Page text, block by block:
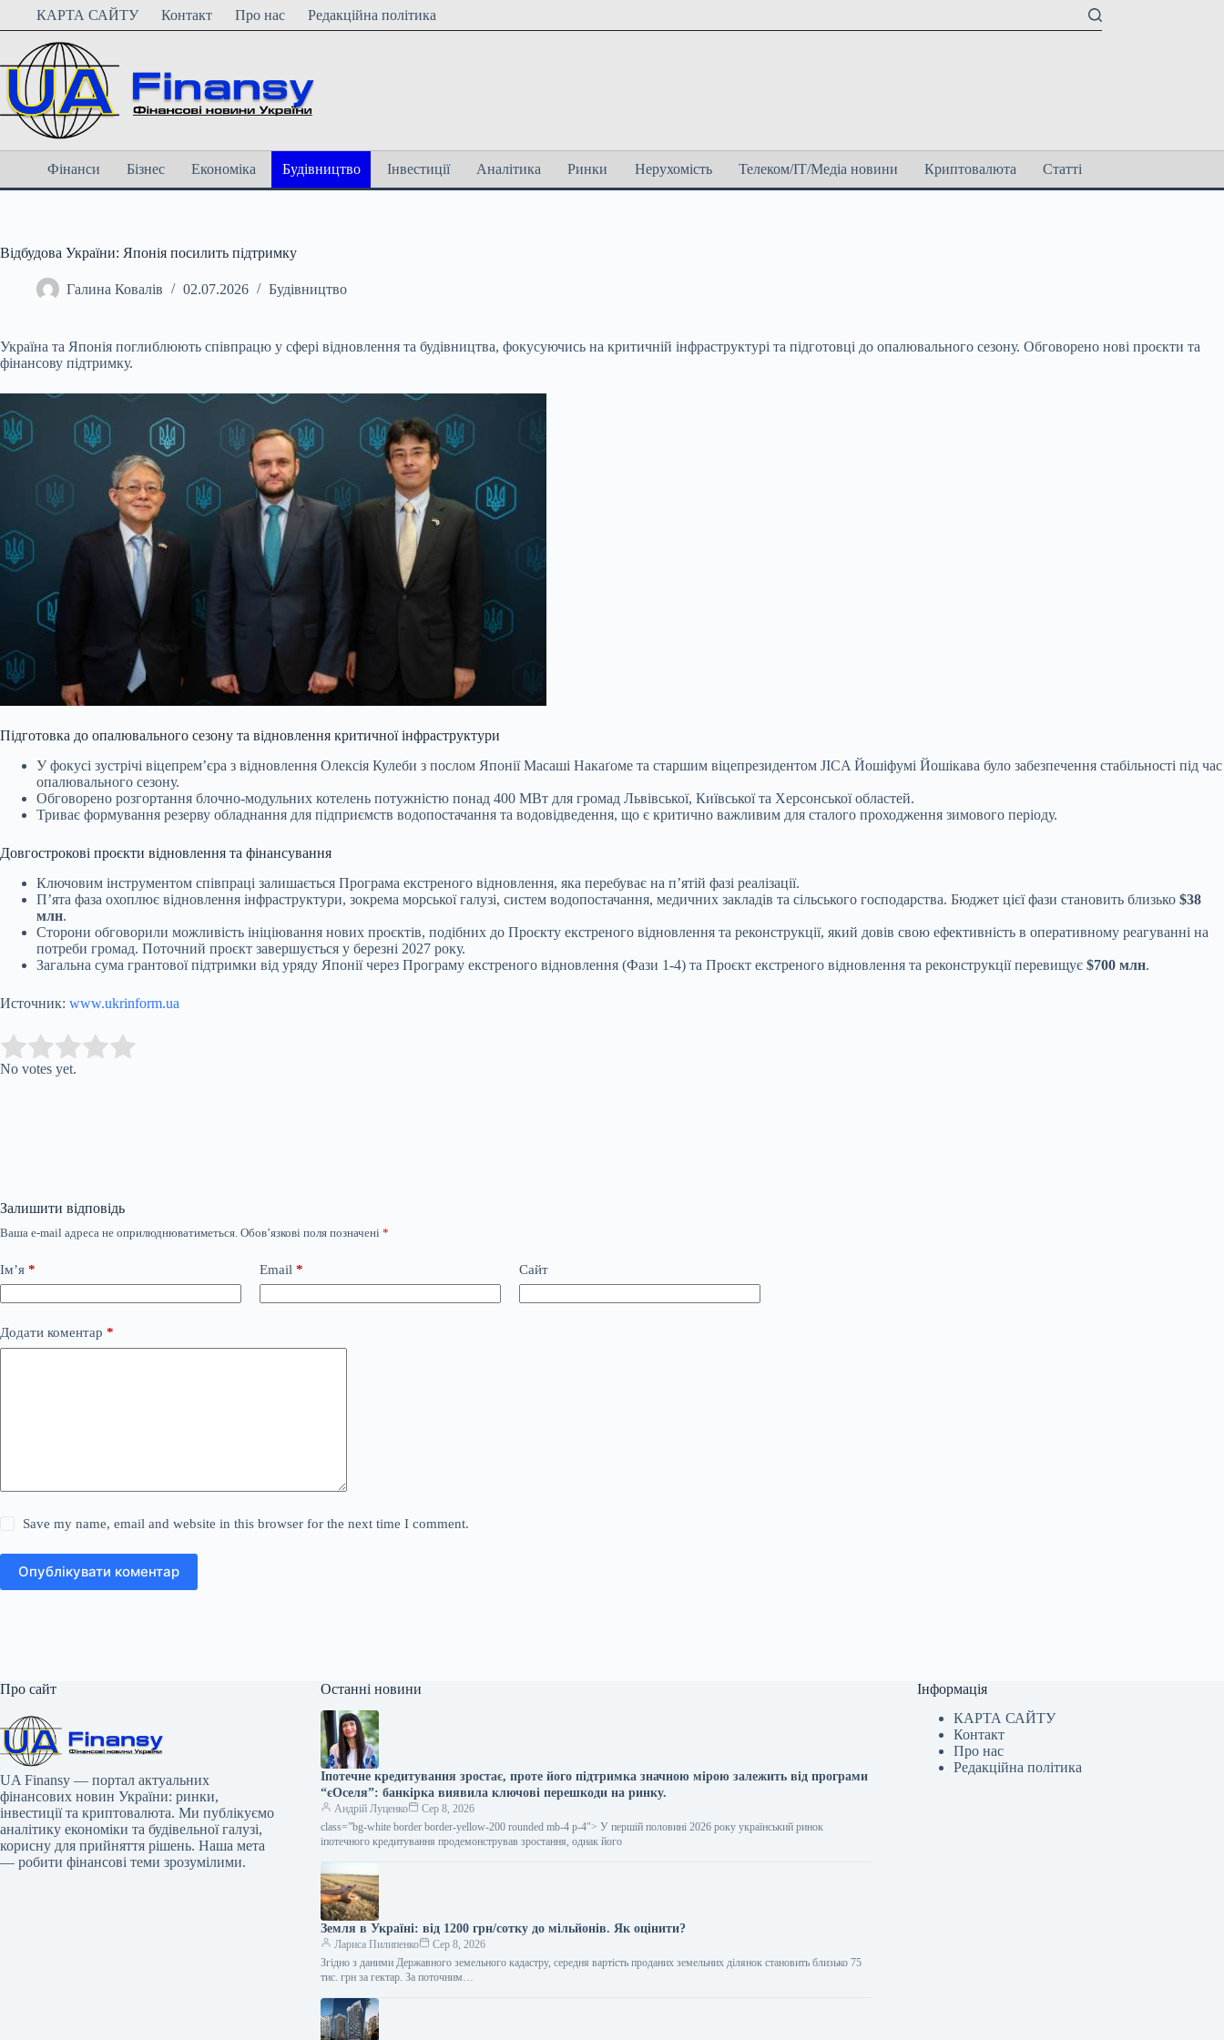
ПерейтиКАРТА САЙТУ Контакт Про нас Редакційна політика
Фінанси Бізнес Економіка Будівництво Інвестиції Аналітика Ринки Нерухомість Телеком/ІТ/Медіа новини Криптовалюта Статті
Відбудова України: Японія посилить підтримку
Галина Ковалів 02.07.2026 Будівництво
Україна та Японія поглиблюють співпрацю у сфері відновлення та будівництва, фокусуючись на критичній інфраструктурі та підготовці до опалювального сезону. Обговорено нові проєкти та
фінансову підтримку.
Підготовка до опалювального сезону та відновлення критичної інфраструктури
У фокусі зустрічі віцепрем’єра з відновлення Олексія Кулеби з послом Японії Масаші Накаґоме та старшим віцепрезидентом JICA Йошіфумі Йошікава було забезпечення стабільності під час
опалювального сезону.
Обговорено розгортання блочно-модульних котелень потужністю понад 400 МВт для громад Львівської, Київської та Херсонської областей.
Триває формування резерву обладнання для підприємств водопостачання та водовідведення, що є критично важливим для сталого проходження зимового періоду.
Довгострокові проєкти відновлення та фінансування
Ключовим інструментом співпраці залишається Програма екстреного відновлення, яка перебуває на п’ятій фазі реалізації.
П’ята фаза охоплює відновлення інфраструктури, зокрема морської галузі, систем водопостачання, медичних закладів та сільського господарства. Бюджет цієї фази становить близько $38
млн.
Сторони обговорили можливість ініціювання нових проєктів, подібних до Проєкту екстреного відновлення та реконструкції, який довів свою ефективність в оперативному реагуванні на
потреби громад. Поточний проєкт завершується у березні 2027 року.
Загальна сума грантової підтримки від уряду Японії через Програму екстреного відновлення (Фази 1-4) та Проєкт екстреного відновлення та реконструкції перевищує $700 млн.
Источник: www.ukrinform.ua
Rate this item:
No votes yet.
Залишити відповідь
Ваша e-mail адреса не оприлюднюватиметься. Обов’язкові поля позначені *
Ім’я * Email * Сайт
Додати коментар *
Save my name, email and website in this browser for the next time I comment.
Опублікувати коментар
Про сайт
UA Finansy — портал актуальних
фінансових новин України: ринки,
інвестиції та криптовалюта. Ми публікуємо
аналітику економіки та будівельної галузі,
корисну для прийняття рішень. Наша мета
— робити фінансові теми зрозумілими.
Останні новини
Іпотечне кредитування зростає, проте його підтримка значною мірою залежить від програми
“єОселя”: банкірка виявила ключові перешкоди на ринку.
Андрій Луценко
Сер 8, 2026
class=”bg-white border border-yellow-200 rounded mb-4 p-4″> У першій половині 2026 року український ринок
іпотечного кредитування продемонстрував зростання, однак його
Земля в Україні: від 1200 грн/сотку до мільйонів. Як оцінити?
Лариса Пилипенко
Сер 8, 2026
Згідно з даними Державного земельного кадастру, середня вартість проданих земельних ділянок становить близько 75
тис. грн за гектар. За поточним…
Інформація
КАРТА САЙТУ
Контакт
Про нас
Редакційна політика